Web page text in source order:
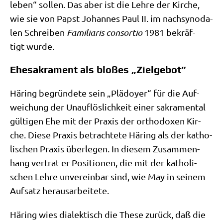
leben“ sol­len. Das aber ist die Leh­re der Kir­che,
wie sie von Papst Johan­nes Paul II. im nach­syn­oda­
len Schrei­ben Fami­lia­ris con­sor­tio1981 bekräf­
tigt wurde.
Ehesakrament als bloßes „Zielgebot“
Här­ing begrün­de­te sein „Plä­doy­er“ für die Auf­
wei­chung der Unauf­lös­lich­keit einer sakra­men­tal
gül­ti­gen Ehe mit der Pra­xis der ortho­do­xen Kir­
che. Die­se Pra­xis betrach­te­te Här­ing als der katho­
li­schen Pra­xis über­le­gen. In die­sem Zusam­men­
hang ver­trat er Posi­tio­nen, die mit der katho­li­
schen Leh­re unver­ein­bar sind, wie May in sei­nem
Auf­satz herausarbeitete.
Här­ing wies dia­lek­tisch die The­se zurück, daß die